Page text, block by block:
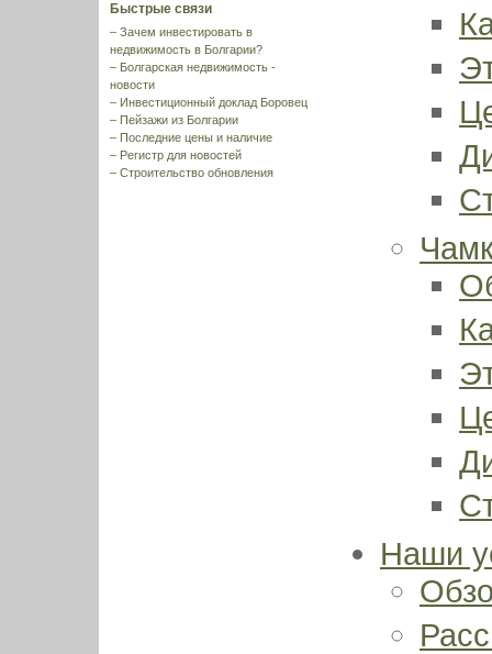
Быстрые связи
– Зачем инвестировать в
недвижимость в Болгарии?
– Болгарская недвижимость -
новости
– Инвестиционный доклад Боровец
– Пейзажи из Болгарии
– Последние цены и наличие
– Регистр для новостей
– Строительство обновления
Наши